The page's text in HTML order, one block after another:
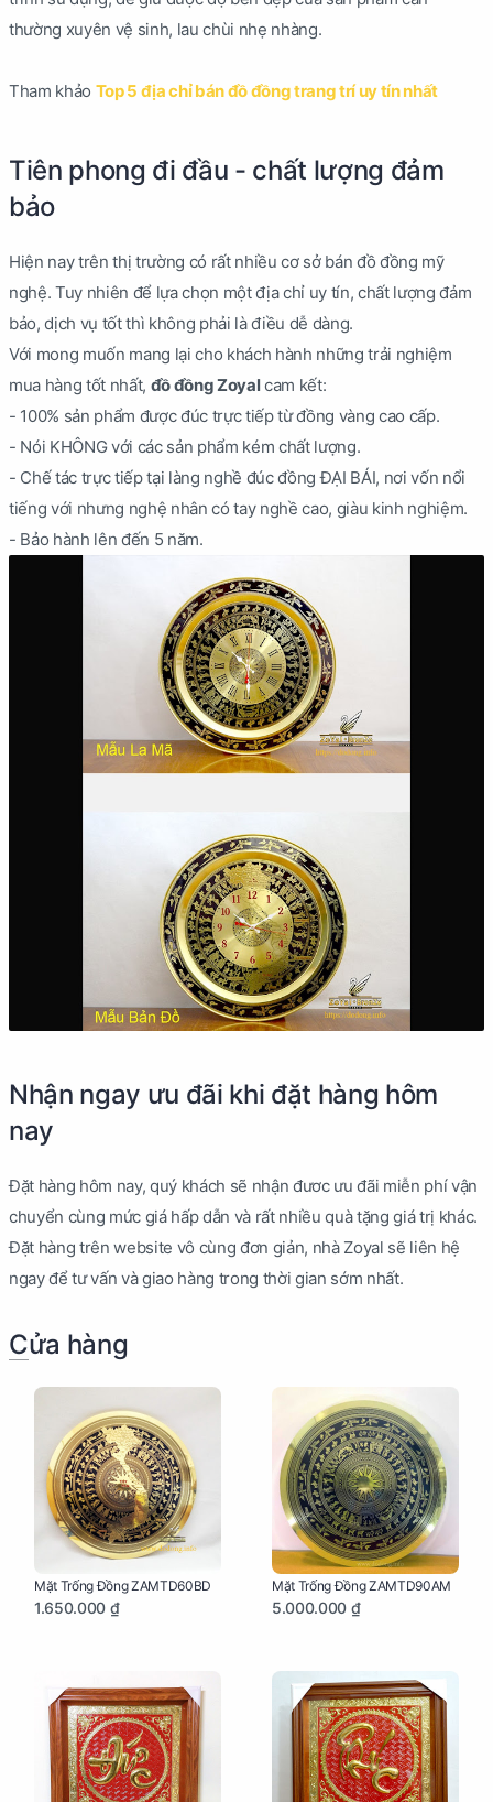
thường xuyên vệ sinh, lau chùi nhẹ nhàng.
Tham khảo Top 5 địa chỉ bán đồ đồng trang trí uy tín nhất
Tiên phong đi đầu - chất lượng đảm
bảo
Hiện nay trên thị trường có rất nhiều cơ sở bán đồ đồng mỹ
nghệ. Tuy nhiên để lựa chọn một địa chỉ uy tín, chất lượng đảm
bảo, dịch vụ tốt thì không phải là điều dễ dàng.
Với mong muốn mang lại cho khách hành những trải nghiệm
mua hàng tốt nhất, đồ đồng Zoyalcam kết:
- 100% sản phẩm được đúc trực tiếp từ đồng vàng cao cấp.
- Nói KHÔNG với các sản phẩm kém chất lượng.
- Chế tác trực tiếp tại làng nghề đúc đồng ĐẠI BÁI, nơi vốn nổi
tiếng với nhưng nghệ nhân có tay nghề cao, giàu kinh nghiệm.
- Bảo hành lên đến 5 năm.
Nhận ngay ưu đãi khi đặt hàng hôm
nay
Đặt hàng hôm nay, quý khách sẽ nhận đươc ưu đãi miễn phí vận
chuyển cùng mức giá hấp dẫn và rất nhiều quà tặng giá trị khác.
Đặt hàng trên website vô cùng đơn giản, nhà Zoyal sẽ liên hệ
ngay để tư vấn và giao hàng trong thời gian sớm nhất.
Cửa hàng
Mặt Trống Đồng ZAMTD60BD
1.650.000 ₫
Mặt Trống Đồng ZAMTD90AM
5.000.000 ₫